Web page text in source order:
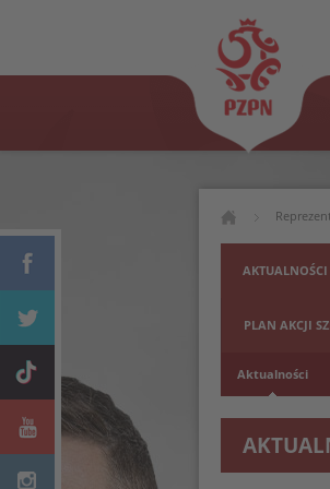
AKTUALNOŚCI
PLAN AKCJI
Aktualności